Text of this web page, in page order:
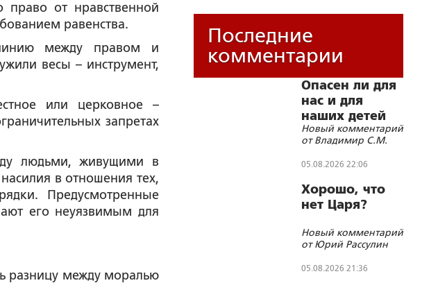
право от нравственной
равенства.
линию между правом и
весы – инструмент,
или церковное –
запретах
людьми, живущими в
в отношения тех,
Предусмотренные
его неуязвимым для
разницу между моралью
Последние
комментарии
Опасен ли для
нас и для
наших детей
«бегущий
гуру»?
Новый комментарий
от Владимир С.М.
05.08.2026 22:06
Хорошо, что
нет Царя?
Новый комментарий
от Юрий Рассулин
05.08.2026 21:36